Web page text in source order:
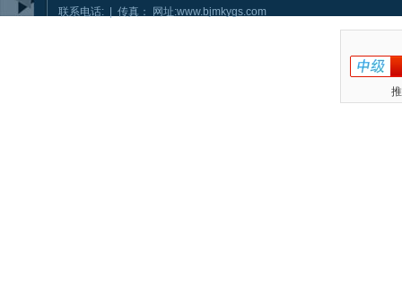
联系电话: | 传真： 网址:www.bjmkygs.com